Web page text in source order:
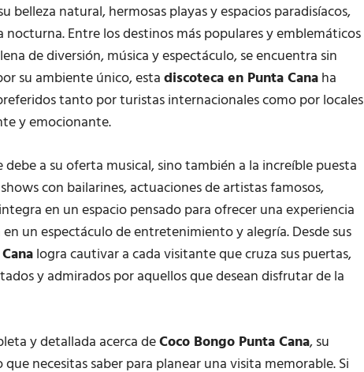
natural, hermosas playas y espacios paradisíacos,
Entre los destinos más populares y emblemáticos
de diversión, música y espectáculo, se encuentra sin
su ambiente único, estadiscoteca en Punta Canaha
tanto por turistas internacionales como por locales
y emocionante.
debe a su oferta musical, sino también a la increíble puesta
con bailarines, actuaciones de artistas famosos,
en un espacio pensado para ofrecer una experiencia
un espectáculo de entretenimiento y alegría. Desde sus
logra cautivar a cada visitante que cruza sus puertas,
y admirados por aquellos que desean disfrutar de la
y detallada acerca deCoco Bongo Punta Cana, su
necesitas saber para planear una visita memorable. Si